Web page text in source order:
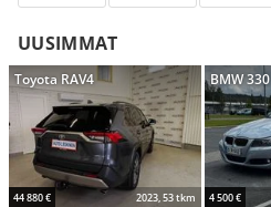
UUSIMMAT
Toyota RAV4
44 880 € 2023, 53 tkm
BMW 330
4 500 €